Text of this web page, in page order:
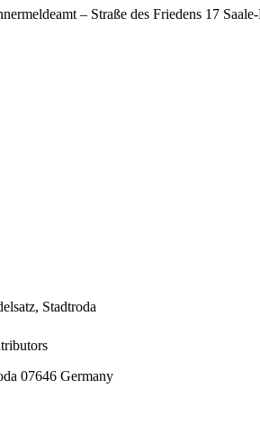
– Straße des Friedens 17
Stadtroda
07646 Germany